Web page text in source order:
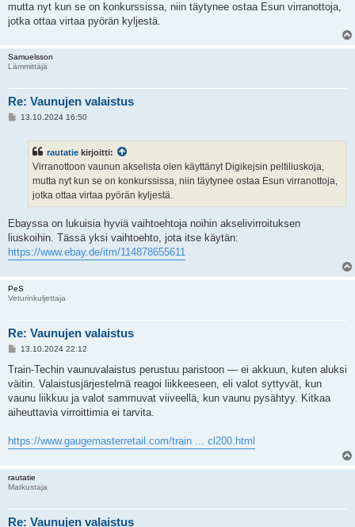
mutta nyt kun se on konkurssissa, niin täytynee ostaa Esun virranottoja,
jotka ottaa virtaa pyörän kyljestä.
Samuelsson
Lämmittäjä
Re: Vaunujen valaistus
V13.10.2024 16:50
rautatie kirjoitti:
Virranottoon vaunun akselista olen käyttänyt Digikejsin peltiliuskoja,
mutta nyt kun se on konkurssissa, niin täytynee ostaa Esun virranottoja,
jotka ottaa virtaa pyörän kyljestä.
Ebayssa on lukuisia hyviä vaihtoehtoja noihin akselivirroituksen
liuskoihin. Tässä yksi vaihtoehto, jota itse käytän:
https://www.ebay.de/itm/114878655611
PeS
Veturinkuljettaja
Re: Vaunujen valaistus
V
e
t
i
13.10.2024 22:12
Train-Techin vaunuvalaistus perustuu paristoon — ei akkuun, kuten aluksi
väitin. Valaistusjärjestelmä reagoi liikkeeseen, eli valot syttyvät, kun
vaunu liikkuu ja valot sammuvat viiveellä, kun vaunu pysähtyy. Kitkaa
aiheuttavia virroittimia ei tarvita.
https://www.gaugemasterretail.com/train ... cl200.html
rautatie
Matkustaja
Re: Vaunujen valaistus